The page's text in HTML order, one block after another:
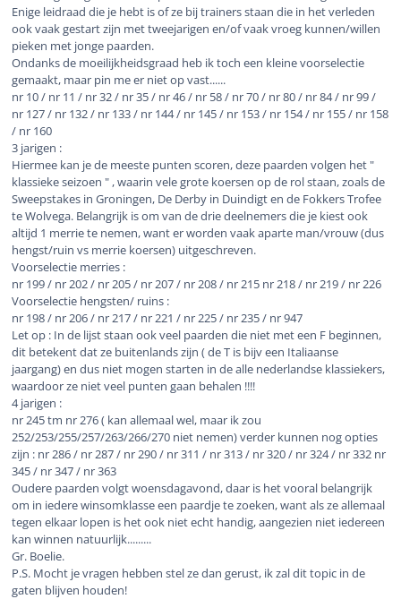
Enige leidraad die je hebt is of ze bij trainers staan die in het verleden
ook vaak gestart zijn met tweejarigen en/of vaak vroeg kunnen/willen
pieken met jonge paarden.
Ondanks de moeilijkheidsgraad heb ik toch een kleine voorselectie
gemaakt, maar pin me er niet op vast......
nr 10 / nr 11 / nr 32 / nr 35 / nr 46 / nr 58 / nr 70 / nr 80 / nr 84 / nr 99 /
nr 127 / nr 132 / nr 133 / nr 144 / nr 145 / nr 153 / nr 154 / nr 155 / nr 158
/ nr 160
3 jarigen :
Hiermee kan je de meeste punten scoren, deze paarden volgen het "
klassieke seizoen " , waarin vele grote koersen op de rol staan, zoals de
Sweepstakes in Groningen, De Derby in Duindigt en de Fokkers Trofee
te Wolvega. Belangrijk is om van de drie deelnemers die je kiest ook
altijd 1 merrie te nemen, want er worden vaak aparte man/vrouw (dus
hengst/ruin vs merrie koersen) uitgeschreven.
Voorselectie merries :
nr 199 / nr 202 / nr 205 / nr 207 / nr 208 / nr 215 nr 218 / nr 219 / nr 226
Voorselectie hengsten/ ruins :
nr 198 / nr 206 / nr 217 / nr 221 / nr 225 / nr 235 / nr 947
Let op : In de lijst staan ook veel paarden die niet met een F beginnen,
dit betekent dat ze buitenlands zijn ( de T is bijv een Italiaanse
jaargang) en dus niet mogen starten in de alle nederlandse klassiekers,
waardoor ze niet veel punten gaan behalen !!!!
4 jarigen :
nr 245 tm nr 276 ( kan allemaal wel, maar ik zou
252/253/255/257/263/266/270 niet nemen) verder kunnen nog opties
zijn : nr 286 / nr 287 / nr 290 / nr 311 / nr 313 / nr 320 / nr 324 / nr 332 nr
345 / nr 347 / nr 363
Oudere paarden volgt woensdagavond, daar is het vooral belangrijk
om in iedere winsomklasse een paardje te zoeken, want als ze allemaal
tegen elkaar lopen is het ook niet echt handig, aangezien niet iedereen
kan winnen natuurlijk.........
Gr. Boelie.
P.S. Mocht je vragen hebben stel ze dan gerust, ik zal dit topic in de
gaten blijven houden!